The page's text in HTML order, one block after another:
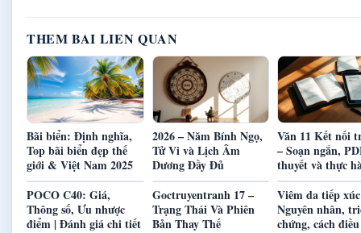
THEM BAI LIEN QUAN
Bãi biển: Định nghĩa,
Top bãi biển đẹp thế
giới & Việt Nam 2025
2026 – Năm Bính Ngọ,
Tử Vi và Lịch Âm
Dương Đầy Đủ
Văn 11 Kết nối
– Soạn ngắn,
thuyết và thực
POCO C40: Giá,
Thông số, Ưu nhược
điểm | Đánh giá chi tiết
Goctruyentranh 17 –
Trạng Thái Và Phiên
Bản Thay Thế
Viêm da tiếp
Nguyên nhân,
chứng, cách